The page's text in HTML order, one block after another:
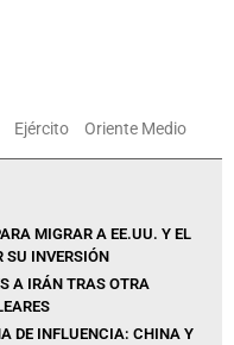
Ejército Oriente Medio
MIGRAR A EE.UU. Y EL
SU INVERSIÓN
A IRÁN TRAS OTRA
DE INFLUENCIA: CHINA Y